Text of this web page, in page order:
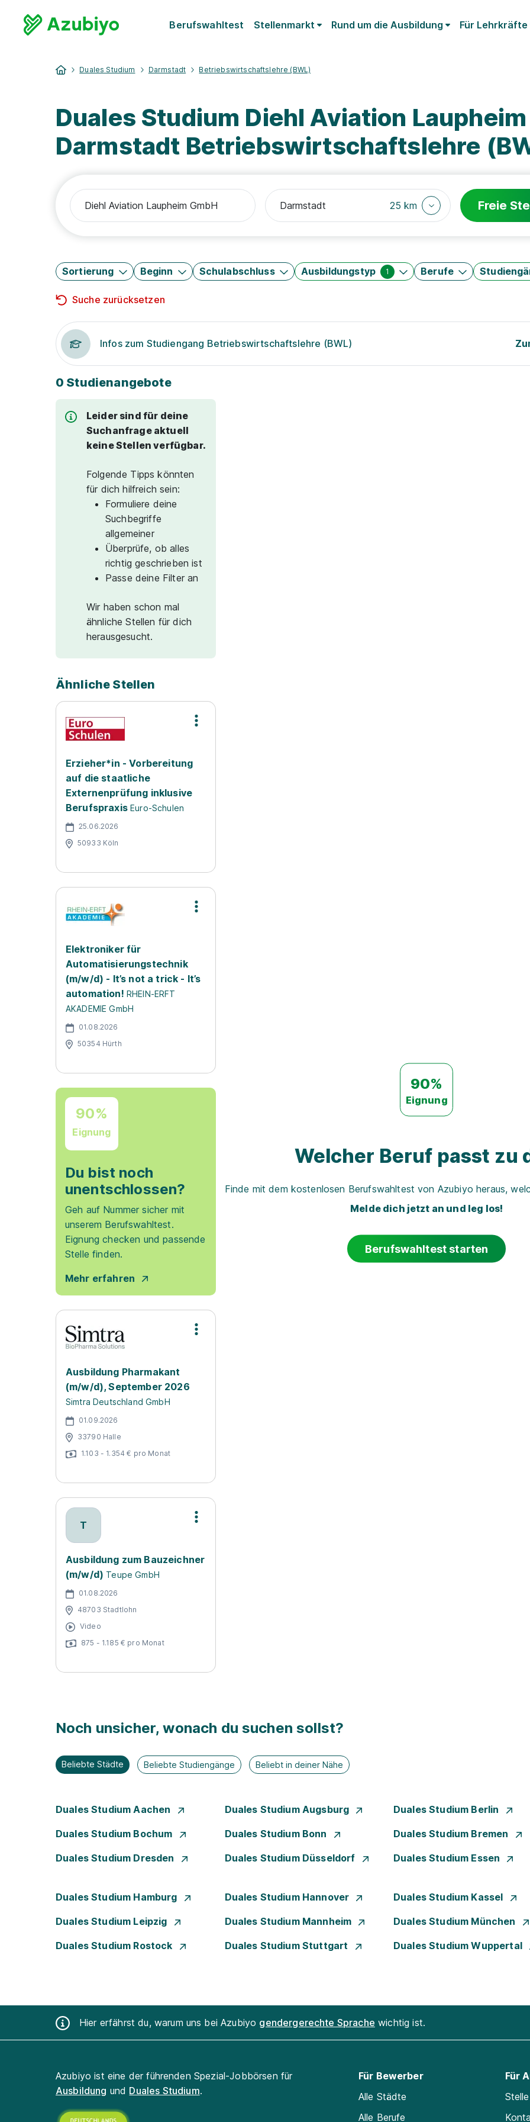
Berufswahltest Stellenmarkt Rund um die Ausbildung Für Lehrkräfte
Duales Studium Darmstadt Betriebswirtschaftslehre (BWL)
Duales Studium Diehl Aviation Laupheim
Darmstadt Betriebswirtschaftslehre
25 km Freie
Sortierung Beginn Schulabschluss Ausbildungstyp 1 Berufe
Suche zurücksetzen
Infos zum Studiengang Betriebswirtschaftslehre (BWL)
0 Studienangebote
Leider sind für deine
Suchanfrage aktuell
keine Stellen verfügbar.
Folgende Tipps könnten
für dich hilfreich sein:
Formuliere deine
Suchbegriffe
allgemeiner
Überprüfe, ob alles
richtig geschrieben ist
Passe deine Filter an
Wir haben schon mal
ähnliche Stellen für dich
herausgesucht.
Ähnliche Stellen
Erzieher*in - Vorbereitung
auf die staatliche
Externenprüfung inklusive
Berufspraxis Euro-Schulen
25.06.2026
50933 Köln
Elektroniker für
Automatisierungstechnik
(m/w/d) - It’s not a trick - It’s
automation! RHEIN-ERFT
AKADEMIE GmbH
01.08.2026
50354 Hürth
90%
Eignung
Du bist noch
unentschlossen?
Geh auf Nummer sicher mit
unserem Berufswahltest.
Eignung checken und passende
Stelle finden.
Mehr erfahren
Ausbildung Pharmakant
(m/w/d), September 2026
Simtra Deutschland GmbH
01.09.2026
33790 Halle
1.103 - 1.354 € pro Monat
T
Ausbildung zum Bauzeichner
(m/w/d) Teupe GmbH
01.08.2026
48703 Stadtlohn
Video
875 - 1.185 € pro Monat
90%
Eignung
Welcher Beruf passt zu
Finde mit dem kostenlosen Berufswahltest von Azubiyo heraus,
Melde dich jetzt an und leg los!
Berufswahltest starten
Noch unsicher, wonach du suchen sollst?
Beliebte Städte Beliebte Studiengänge Beliebt in deiner Nähe
Duales Studium Aachen Duales Studium Augsburg Duales Studium Berlin
Duales Studium Bochum Duales Studium Bonn Duales Studium Bremen
Duales Studium Dresden Duales Studium Düsseldorf Duales Studium Essen
Duales Studium Hamburg Duales Studium Hannover Duales Studium Kassel
Duales Studium Leipzig Duales Studium Mannheim Duales Studium München
Duales Studium Rostock Duales Studium Stuttgart Duales Studium Wuppertal
Hier erfährst du, warum uns bei Azubiyo gendergerechte Sprache wichtig ist.
Azubiyo ist eine der führenden Spezial-Jobbörsen für
Ausbildung und Duales Studium.
Für Bewerber
Alle Städte
Alle Berufe
Für